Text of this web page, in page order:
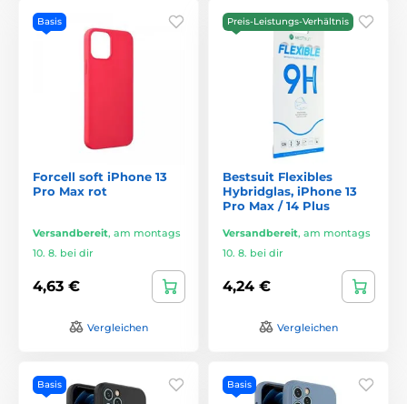
Basis
Forcell soft iPhone 13
Pro Max rot
Versandbereit, am montags
10. 8. bei dir
4,63 €
Vergleichen
Preis-Leistungs-Verhältnis
Bestsuit Flexibles
Hybridglas, iPhone 13
Pro Max / 14 Plus
Versandbereit, am montags
10. 8. bei dir
4,24 €
Vergleichen
Basis Basis